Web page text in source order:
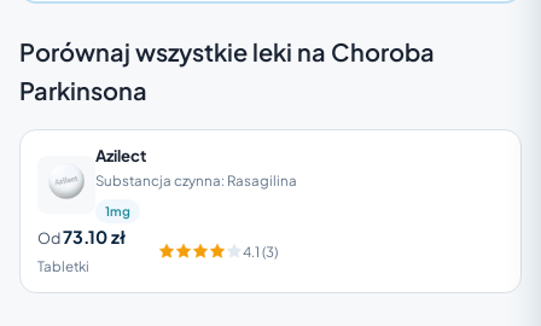
Porównaj wszystkie leki na Choroba
Parkinsona
Azilect
Substancja czynna: Rasagilina
1mg
Od73.10 zł
Tabletki
4.1 (3)